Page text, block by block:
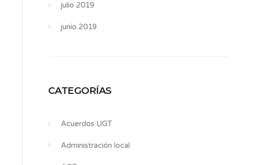
julio 2019
junio 2019
CATEGORÍAS
Acuerdos UGT
Administración local